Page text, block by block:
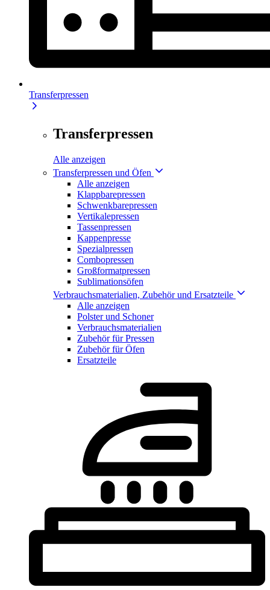
Transferpressen
Transferpressen
Alle anzeigen
Transferpressen und Öfen
Alle anzeigen
Klappbarepressen
Schwenkbarepressen
Vertikalepressen
Tassenpressen
Kappenpresse
Spezialpressen
Combopressen
Großformatpressen
Sublimationsöfen
Verbrauchsmaterialien, Zubehör und Ersatzteile
Alle anzeigen
Polster und Schoner
Verbrauchsmaterialien
Zubehör für Pressen
Zubehör für Öfen
Ersatzteile